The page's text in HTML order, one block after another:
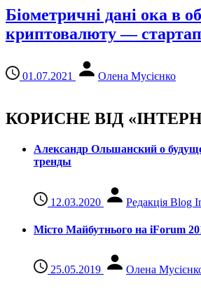
Біометричні дані ока в
криптовалюту —
01.07.2021 Олена Мусієнко
КОРИСНЕ ВІД
Александр Ольшанский о
тренды
12.03.2020 Редакція Blog
Місто Майбутнього на iForum
25.05.2019 Олена